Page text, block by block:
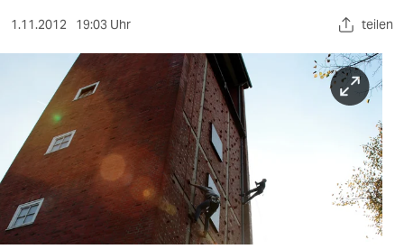
sport
nord
wahrheit
verlag
verlag
1.11.2012 19:03 Uhr teilen